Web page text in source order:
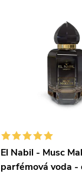
El Nabil - Musc
parfémová voda -